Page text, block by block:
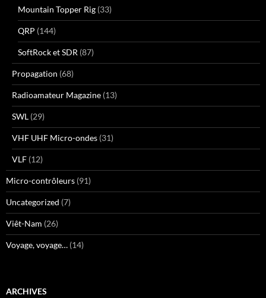
Mountain Topper Rig (33)
QRP (144)
SoftRock et SDR (87)
Propagation (68)
Radioamateur Magazine (13)
SWL (29)
VHF UHF Micro-ondes (31)
VLF (12)
Micro-contrôleurs (91)
Uncategorized (7)
Viêt-Nam (26)
Voyage, voyage… (14)
ARCHIVES